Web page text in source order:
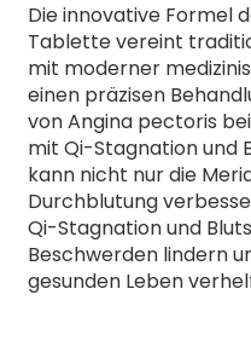
Die innovative Formel
Tablette vereint
mit moderner
einen präzisen
von Angina pectoris
mit Qi-Stagnation und
kann nicht nur die
Durchblutung
Qi-Stagnation und
Beschwerden lindern
gesunden Leben